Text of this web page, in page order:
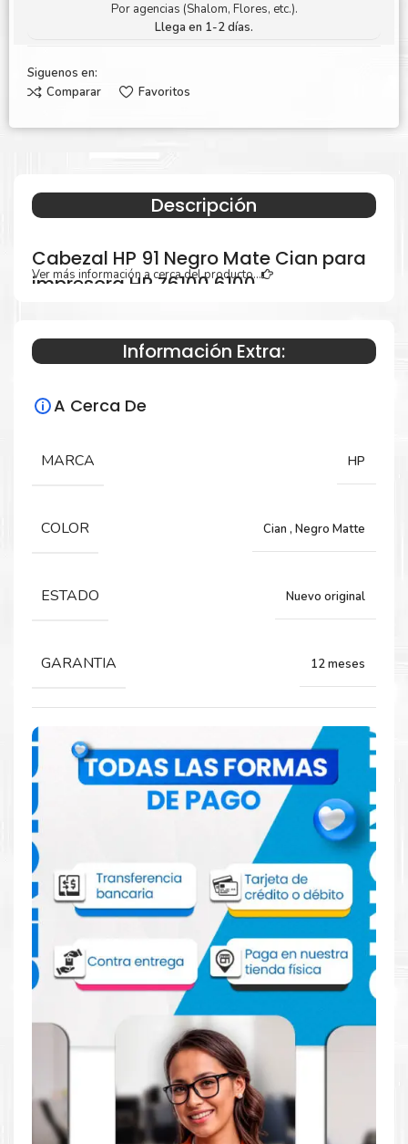
Por agencias (Shalom, Flores, etc.).
Llega en 1-2 días.
Siguenos en:
Comparar
Favoritos
Descripción
Cabezal HP 91 Negro Mate Cian para
impresora HP Z6100 6100
Especificaciones Técnicas
Para impresoras:
Z6100, Z6100ps.
Comprar Cabezal HP 91 Negro Mate Cian
para impresora HP Z6100 6100
Aprovecha nuestra experiencia y atención para adquirir tus
productos. Tenemos promociones todos los días. Escríbenos o
visítanos hoy para encontrar la solución perfecta para tu
impresoraHP, como laCabezal HP 91 Negro Mate Cian para
impresoras Z6100, Z6100ps.
Dónde comprar Cabezal para impresora
HP Z6100 6100 en Lima o para provincia
Tienda autorizada por HP. Descubre la mejor manera de
Ver más información a cerca del producto...
Información Extra:
A Cerca De
MARCA HP
COLOR Cian , Negro Matte
ESTADO Nuevo original
GARANTIA 12 meses